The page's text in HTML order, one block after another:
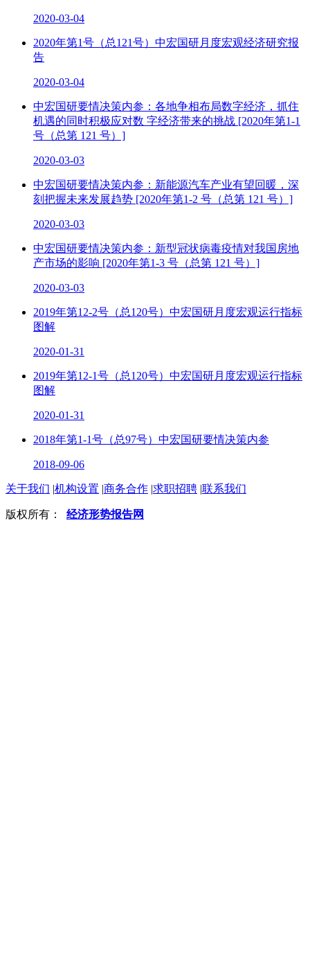
2020-03-04
2020年第1号（总121号）中宏国研月度宏观经济研究报
告
2020-03-04
中宏国研要情决策内参：各地争相布局数字经济，抓住
机遇的同时积极应对数 字经济带来的挑战 [2020年第1-1
号（总第 121 号）]
2020-03-03
中宏国研要情决策内参：新能源汽车产业有望回暖，深
刻把握未来发展趋势 [2020年第1-2 号（总第 121 号）]
2020-03-03
中宏国研要情决策内参：新型冠状病毒疫情对我国房地
产市场的影响 [2020年第1-3 号（总第 121 号）]
2020-03-03
2019年第12-2号（总120号）中宏国研月度宏观运行指标
图解
2020-01-31
2019年第12-1号（总120号）中宏国研月度宏观运行指标
图解
2020-01-31
2018年第1-1号（总97号）中宏国研要情决策内参
2018-09-06
关于我们 |机构设置 |商务合作 |求职招聘 |联系我们
版权所有： 经济形势报告网